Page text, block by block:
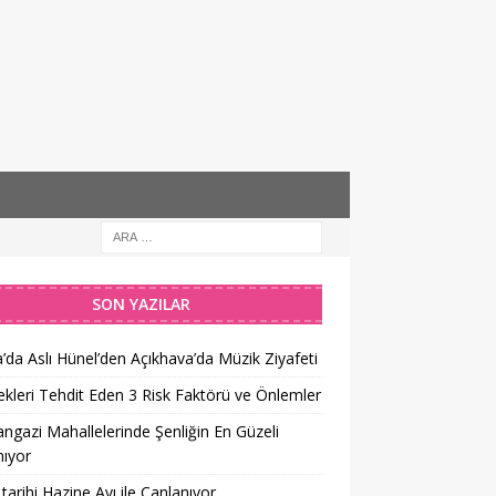
SON YAZILAR
Aslı Hünel’den Açıkhava’da Müzik Ziyafeti
Tehdit Eden 3 Risk Faktörü ve Önlemler
Mahallelerinde Şenliğin En Güzeli